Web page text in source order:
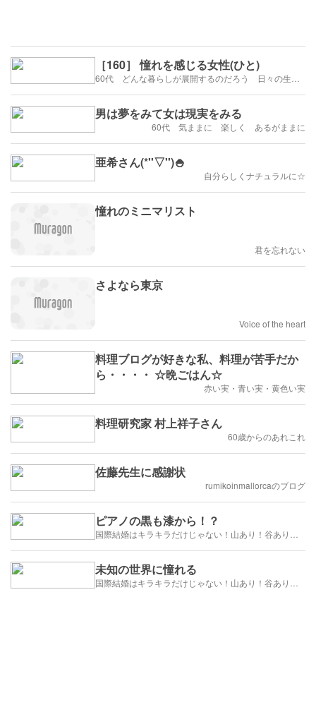
［160］ 憧れを感じる女性(ひと)
男は夢をみて女は現実をみる
60代 気ままに 楽しく あるがままに
亜希さん(*''▽'')🍚
自分らしくナチュラルに☆
憧れのミニマリスト
君を忘れない
さよなら東京
Voice of the heart
料理ブログが好きな私、料理が苦手だか
ら・・・・ ☆晩ごはん☆
赤い実・青い実・黄色い実
料理研究家 村上祥子さん
60歳からのあれこれ
佐藤先生に感謝状
rumikoinmallorcaのブログ
ピアノの黒も漆から！？
未知の世界に憧れる